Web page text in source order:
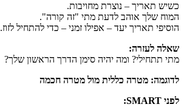
כשיש תאריך – נוצרת מחויבות.
המוח שלך אוהב לדעת מתי "זה קורה".
הוסיפי תאריך יעד – אפילו זמני – כדי להתחיל לזוז.
שאלה לעזרה:
מתי תתחילי? ומה יהיה סימן הדרך הראשון שלך?
לדוגמה: מטרה כללית מול מטרה חכמה
לפני